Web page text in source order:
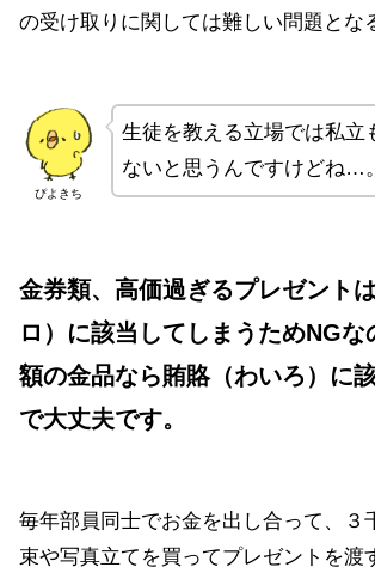
の受け取りに関しては難しい問題とな
ぴよきち
生徒を教える立場では私立
ないと思うんですけどね…。
金券類、高価過ぎるプレゼント
ロ）に該当してしまうためNGな
額の金品なら賄賂（わいろ）に
で大丈夫です。
毎年部員同士でお金を出し合って、３
束や写真立てを買ってプレゼントを渡